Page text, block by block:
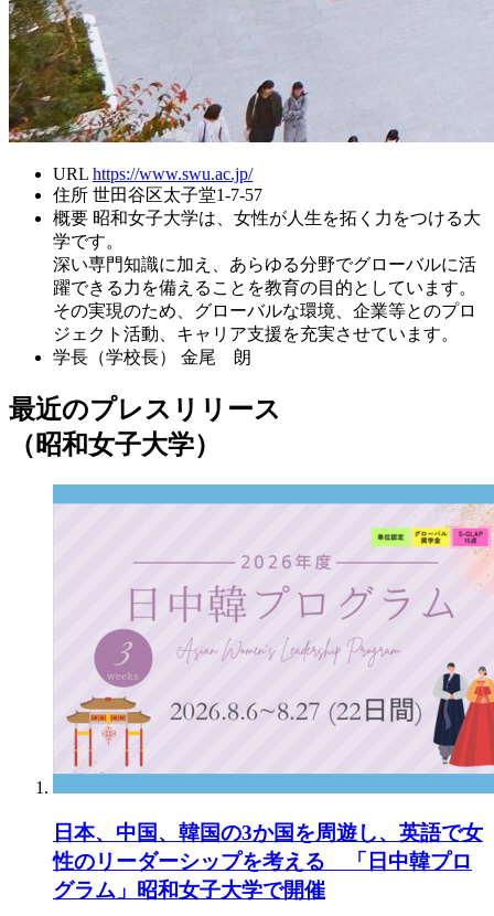
URL https://www.swu.ac.jp/
住所 世田谷区太子堂1-7-57
概要 昭和女子大学は、女性が人生を拓く力をつける大
学です。
深い専門知識に加え、あらゆる分野でグローバルに活
躍できる力を備えることを教育の目的としています。
その実現のため、グローバルな環境、企業等とのプロ
ジェクト活動、キャリア支援を充実させています。
学長（学校長）
金尾 朗
最近のプレスリリース
（昭和女子大学）
日本、中国、韓国の3か国を周遊し、英語で女
性のリーダーシップを考える 「日中韓プロ
グラム」昭和女子大学で開催